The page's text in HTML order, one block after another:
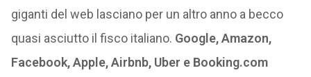
giganti del web lasciano per un altro anno a becco
quasi asciutto il fisco italiano. Google, Amazon,
Facebook, Apple, Airbnb, Uber e Booking.com